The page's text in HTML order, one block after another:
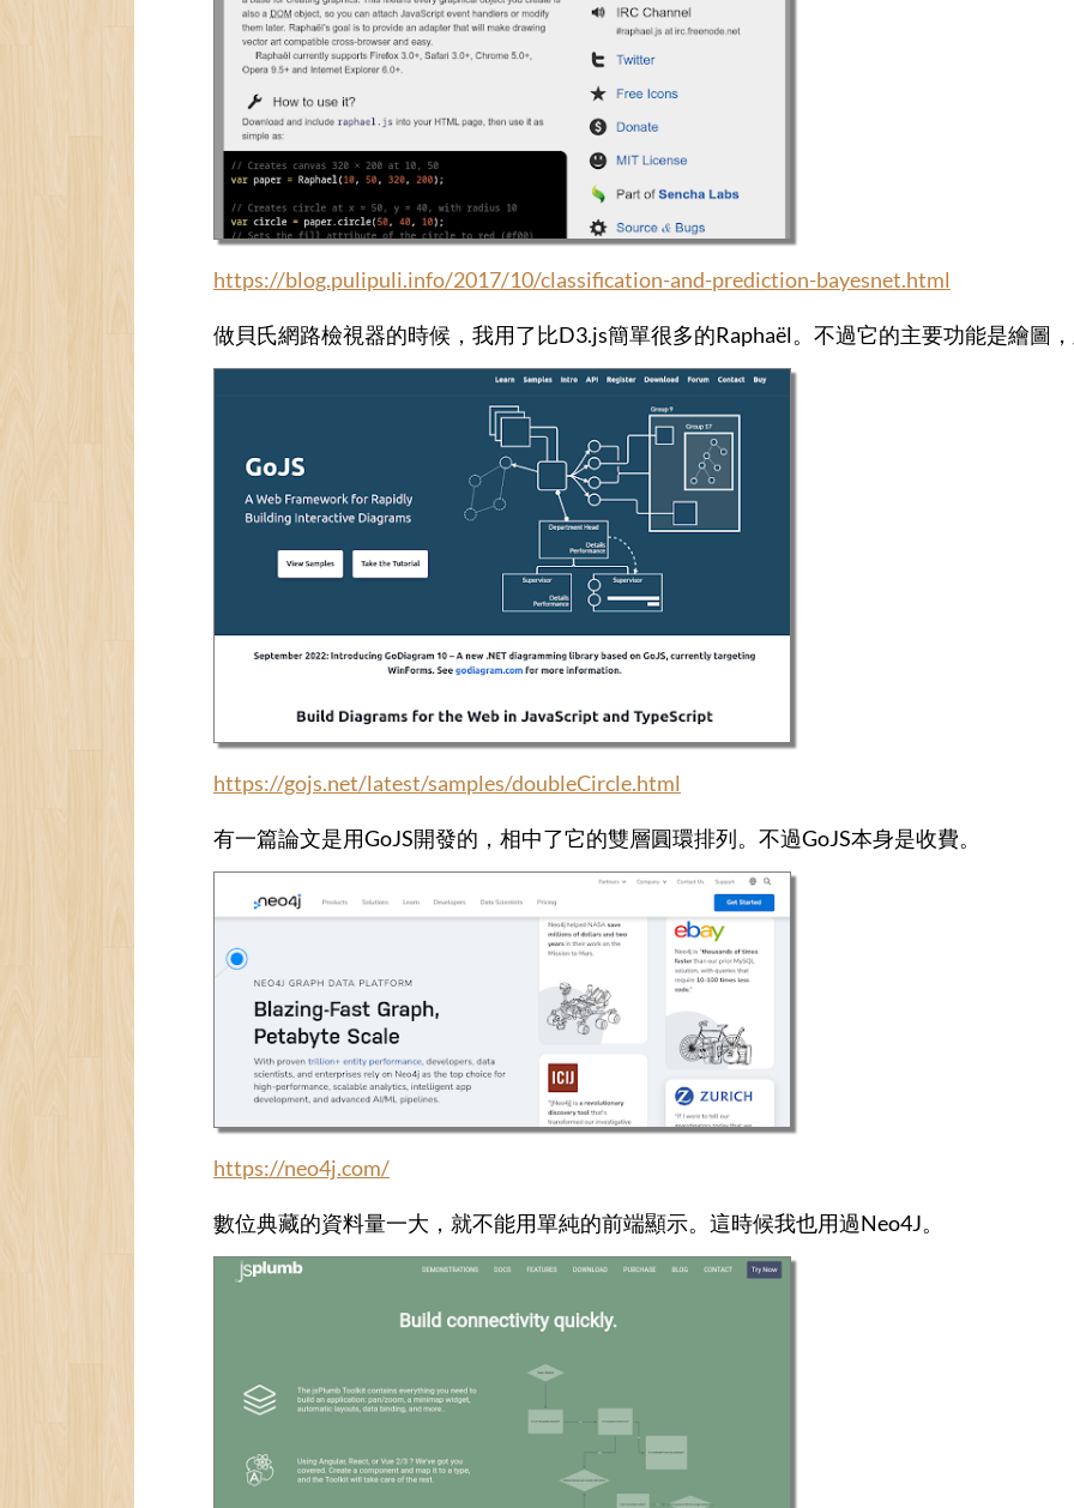
https://blog.pulipuli.info/2017/10/classification-and-prediction-bayesnet.html
做貝氏網路檢視器的時候，我用了比D3.js簡單很多的Raphaël。不過它的主要功能是繪圖
https://gojs.net/latest/samples/doubleCircle.html
有一篇論文是用GoJS開發的，相中了它的雙層圓環排列。不過GoJS本身是收費。
https://neo4j.com/
數位典藏的資料量一大，就不能用單純的前端顯示。這時候我也用過Neo4J。